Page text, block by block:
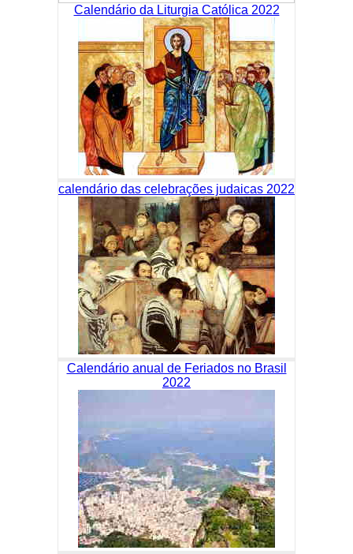
Calendário da Liturgia Católica 2022
calendário das celebrações judaicas 2022
Calendário anual de Feriados no Brasil
2022